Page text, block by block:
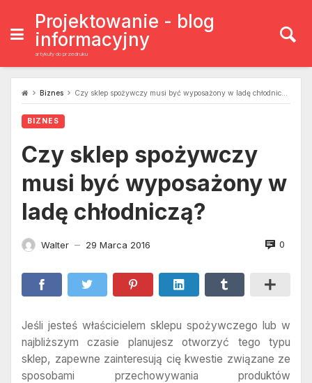
content
Projektowanie - blog
informacyjny
artykuły do przedruku
Biznes Czy sklep spożywczy musi być wyposażony w ladę chłodniczą?
BIZNES
Czy sklep spożywczy
musi być wyposażony w
ladę chłodniczą?
Walter — 29 Marca 2016 0
Jeśli jesteś właścicielem sklepu spożywczego lub w
najbliższym czasie planujesz otworzyć tego typu
sklep, zapewne zainteresują cię kwestie związane ze
sposobami przechowywania produktów